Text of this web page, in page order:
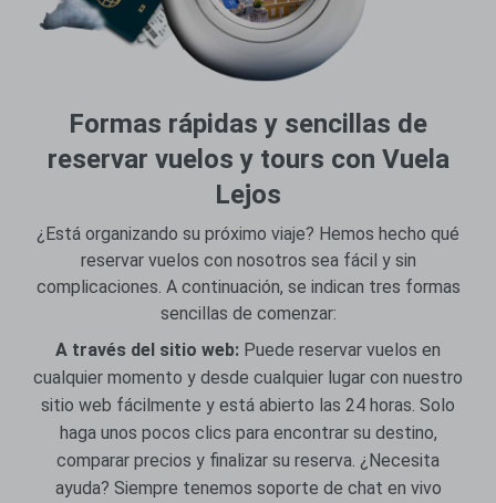
Formas rápidas y sencillas de
reservar vuelos y tours con Vuela
Lejos
¿Está organizando su próximo viaje? Hemos hecho qué
reservar vuelos con nosotros sea fácil y sin
complicaciones. A continuación, se indican tres formas
sencillas de comenzar:
A través del sitio web: Puede reservar vuelos en
cualquier momento y desde cualquier lugar con nuestro
sitio web fácilmente y está abierto las 24 horas. Solo
haga unos pocos clics para encontrar su destino,
comparar precios y finalizar su reserva. ¿Necesita
ayuda? Siempre tenemos soporte de chat en vivo